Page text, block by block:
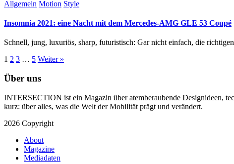
Allgemein Motion Style
Insomnia 2021: eine Nacht mit dem Mercedes-AMG GLE 53 Coupé
Schnell, jung, luxuriös, sharp, futuristisch: Gar nicht einfach, die
1 2 3 … 5 Weiter »
Über uns
INTERSECTION ist ein Magazin über atemberaubende Designideen,
kurz: über alles, was die Welt der Mobilität prägt und verändert.
2026 Copyright
About
Magazine
Mediadaten